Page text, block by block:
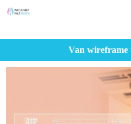
Van wireframe